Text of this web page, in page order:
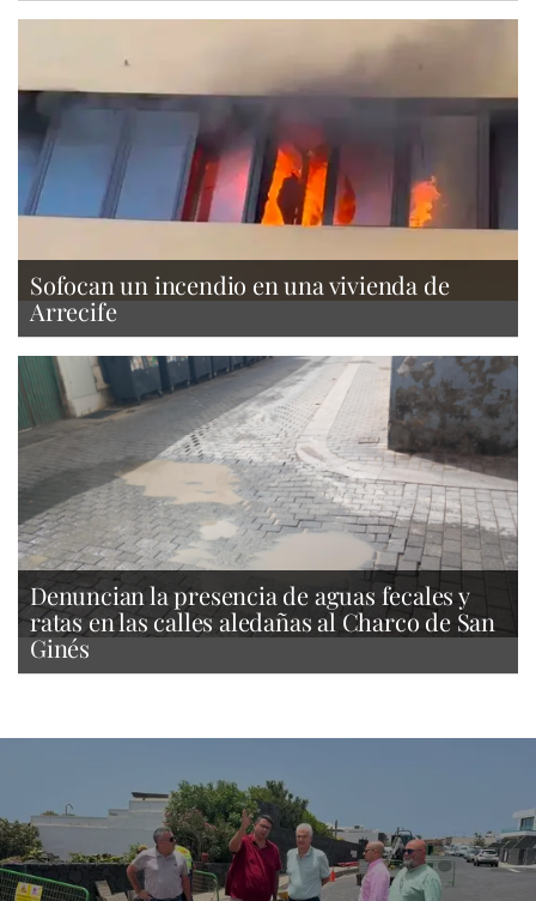
Sofocan un incendio en una vivienda de
Arrecife
Denuncian la presencia de aguas fecales y
ratas en las calles aledañas al Charco de San
Ginés